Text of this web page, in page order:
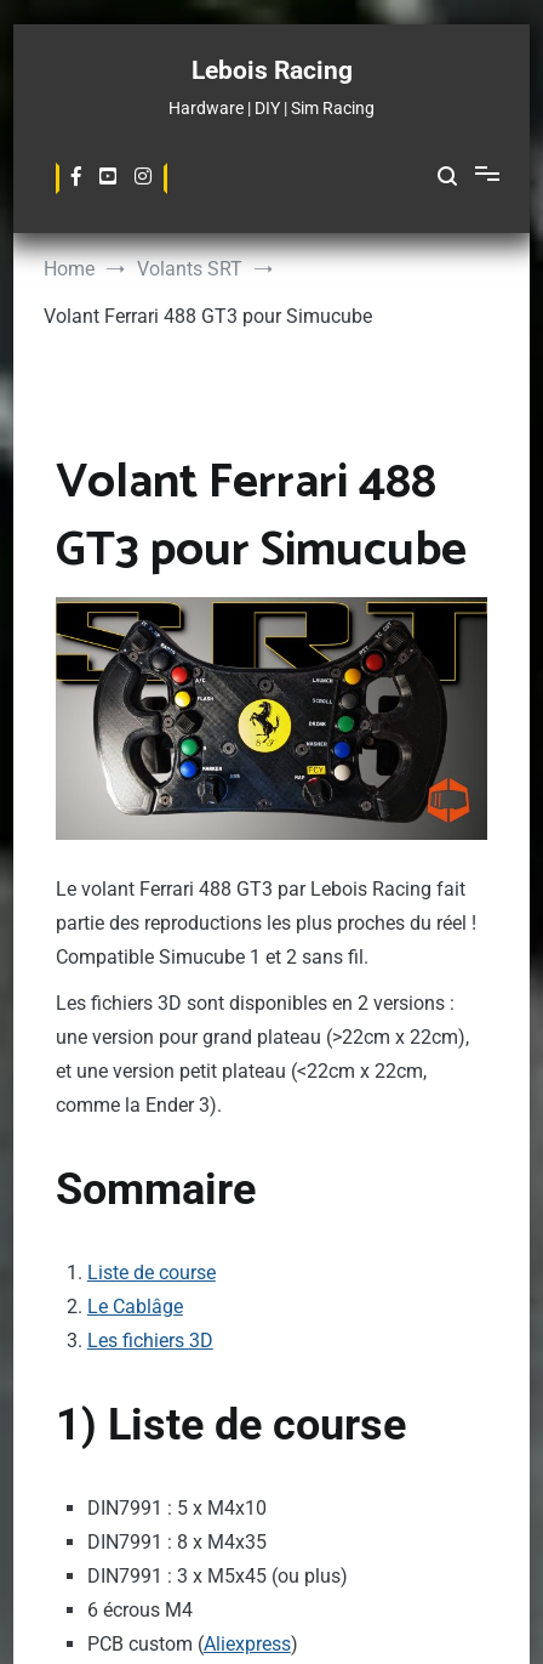
Lebois Racing
Hardware | DIY | Sim Racing
Home Volants SRT
Volant Ferrari 488 GT3 pour Simucube
Volant Ferrari 488
GT3 pour Simucube
Le volant Ferrari 488 GT3 par Lebois Racing fait
partie des reproductions les plus proches du réel !
Compatible Simucube 1 et 2 sans fil.
Les fichiers 3D sont disponibles en 2 versions :
une version pour grand plateau (>22cm x 22cm),
et une version petit plateau (<22cm x 22cm,
comme la Ender 3).
Sommaire
Liste de course
Le Cablâge
Les fichiers 3D
1) Liste de course
DIN7991 : 5 x M4x10
DIN7991 : 8 x M4x35
DIN7991 : 3 x M5x45 (ou plus)
6 écrous M4
PCB custom (Aliexpress)